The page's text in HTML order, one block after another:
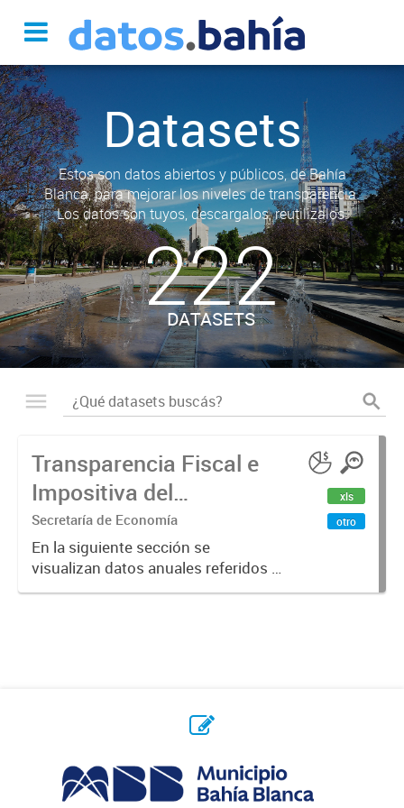
Datasets
Estos son datos abiertos y públicos, de Bahía
Blanca, para mejorar los niveles de transparencia.
Los datos son tuyos, descargalos, reutilizalos.
222
DATASETS
Transparencia Fiscal e
Impositiva del
Municipio. Año 2023
Secretaría de Economía
En la siguiente sección se
visualizan datos anuales referidos a
la transparencia fiscal e impositiva
xls
otro